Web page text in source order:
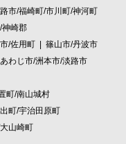
市/福崎町/市川町/神河町
神崎郡
/佐用町
篠山市/丹波市
わじ市/洲本市/淡路市
町/南山城村
町/宇治田原町
山崎町